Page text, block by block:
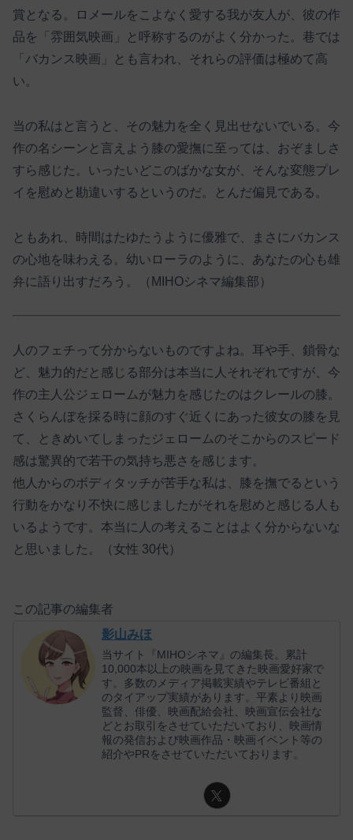
賞となる。ロメールをこよなく愛する我が友人が、彼の作
品を「雰囲気映画」と呼称するのがよく分かった。巷では
「バカンス映画」とも言われ、それらの評価は極めて高
い。
当の私はと言うと、その魅力を全く見出せないでいる。今
作の名シーンと言えよう膝の愛撫に至っては、おぞましさ
すら感じた。いったいどこのばかな女が、そんな変態プレ
イを慰めと勘違いするというのだ。とんだ偏見である。
ともあれ、時間はたゆたうように優雅で、まさにバカンス
の心地を味わえる。幼いローラのように、あなたの心も雄
弁に語り出すだろう。（MIHOシネマ編集部）
人のフェチって分からないものですよね。耳や手、鎖骨な
ど、魅力的だと感じる部分は本当に人それぞれですが、今
作の主人公ジェロームが魅力を感じたのはクレールの膝。
さくらんぼを採る時に顔のすぐ近くにあった彼女の膝を見
て、ときめいてしまったジェロームのそこからのスピード
感は驚異的で若干の気持ち悪さを感じます。
他人からのボディタッチが苦手な私は、膝を撫でるという
行動をかなり不快に感じましたがそれを慰めと感じる人も
いるようです。本当に人の考えることはよく分からないな
と思いました。（女性 30代）
この記事の編集者
影山みほ
当サイト『MIHOシネマ』の編集長。累計
10,000本以上の映画を見てきた映画愛好家で
す。多数のメディア掲載実績やテレビ番組と
のタイアップ実績があります。平素より映画
監督、俳優、映画配給会社、映画宣伝会社な
どとお取引をさせていただいており、映画情
報の発信および映画作品・映画イベント等の
紹介やPRをさせていただいております。